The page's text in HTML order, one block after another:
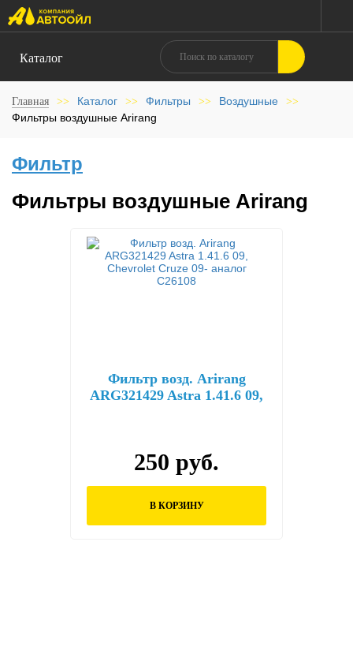
Каталог
Главная >> Каталог >> Фильтры >> Воздушные >>
Фильтры воздушные Arirang
Фильтр
Фильтры воздушные Arirang
Фильтр возд. Arirang
ARG321429 Astra 1.41.6 09,
250 руб.
В КОРЗИНУ